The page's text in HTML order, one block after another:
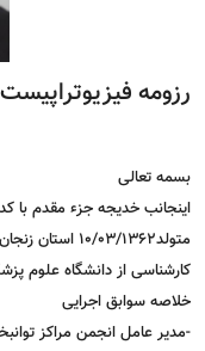
رزومه
بسمه تعالی
متولد10/۰۳/
کارشناسی از دانشگاه علوم
خلاصه سوابق اجرایی
-مدیر عامل انجمن مراکز